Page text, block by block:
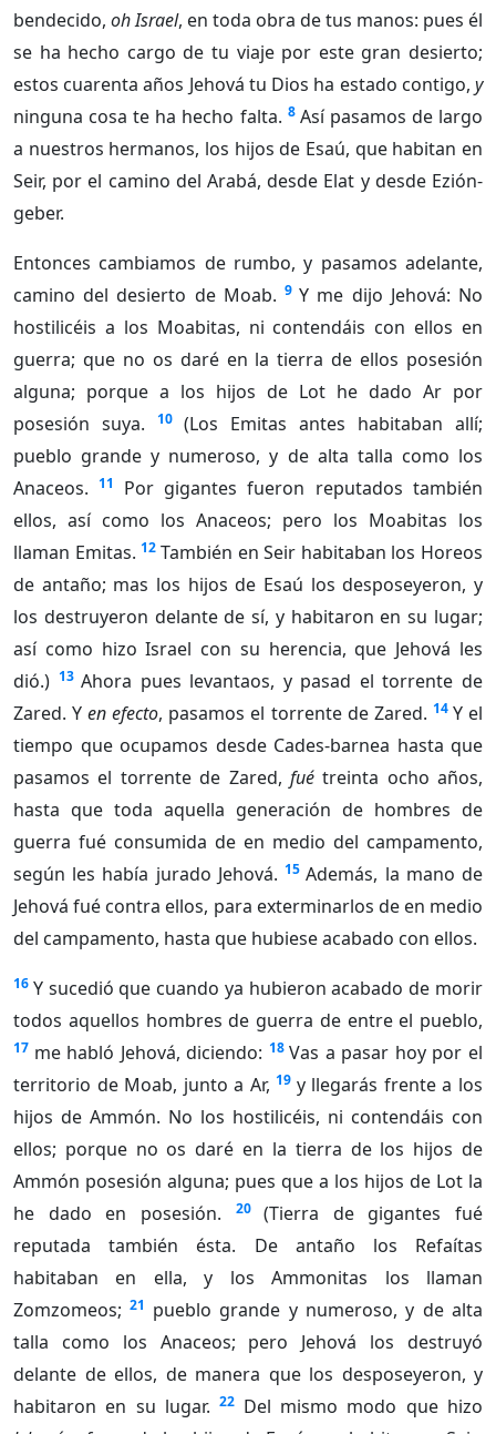
bendecido, oh Israel, en toda obra de tus manos: pues él
se ha hecho cargo de tu viaje por este gran desierto;
estos cuarenta años Jehová tu Dios ha estado contigo, y
ninguna cosa te ha hecho falta. 8 Así pasamos de largo
a nuestros hermanos, los hijos de Esaú, que habitan en
Seir, por el camino del Arabá, desde Elat y desde Ezión-
geber.
Entonces cambiamos de rumbo, y pasamos adelante,
camino del desierto de Moab. 9 Y me dijo Jehová: No
hostilicéis a los Moabitas, ni contendáis con ellos en
guerra; que no os daré en la tierra de ellos posesión
alguna; porque a los hijos de Lot he dado Ar por
posesión suya.
10 (Los Emitas antes habitaban allí;
pueblo grande y numeroso, y de alta talla como los
Anaceos.
11
Por gigantes fueron reputados también
ellos, así como los Anaceos; pero los Moabitas los
llaman Emitas. 12 También en Seir habitaban los Horeos
de antaño; mas los hijos de Esaú los desposeyeron, y
los destruyeron delante de sí, y habitaron en su lugar;
así como hizo Israel con su herencia, que Jehová les
dió.) 13 Ahora pues levantaos, y pasad el torrente de
Zared. Yen efecto, pasamos el torrente de Zared. 14 Y el
tiempo que ocupamos desde Cades-barnea hasta que
pasamos el torrente de Zared, fuétreinta ocho años,
hasta que toda aquella generación de hombres de
guerra fué consumida de en medio del campamento,
según les había jurado Jehová. 15 Además, la mano de
Jehová fué contra ellos, para exterminarlos de en medio
del campamento, hasta que hubiese acabado con ellos.
16 Y sucedió que cuando ya hubieron acabado de morir
todos aquellos hombres de guerra de entre el pueblo,
17 me habló Jehová, diciendo: 18 Vas a pasar hoy por el
territorio de Moab, junto a Ar, 19 y llegarás frente a los
hijos de Ammón. No los hostilicéis, ni contendáis con
ellos; porque no os daré en la tierra de los hijos de
Ammón posesión alguna; pues que a los hijos de Lot la
he dado en posesión.
20
(Tierra de gigantes fué
reputada también ésta. De antaño los Refaítas
habitaban en ella, y los Ammonitas los llaman
Zomzomeos; 21 pueblo grande y numeroso, y de alta
talla como los Anaceos; pero Jehová los destruyó
delante de ellos, de manera que los desposeyeron, y
habitaron en su lugar. 22 Del mismo modo que hizo